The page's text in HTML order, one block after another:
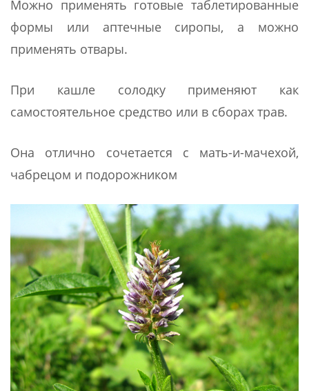
Можно применять готовые таблетированные
формы или аптечные сиропы, а можно
применять отвары.
При кашле солодку применяют как
самостоятельное средство или в сборах трав.
Она отлично сочетается с мать-и-мачехой,
чабрецом и подорожником